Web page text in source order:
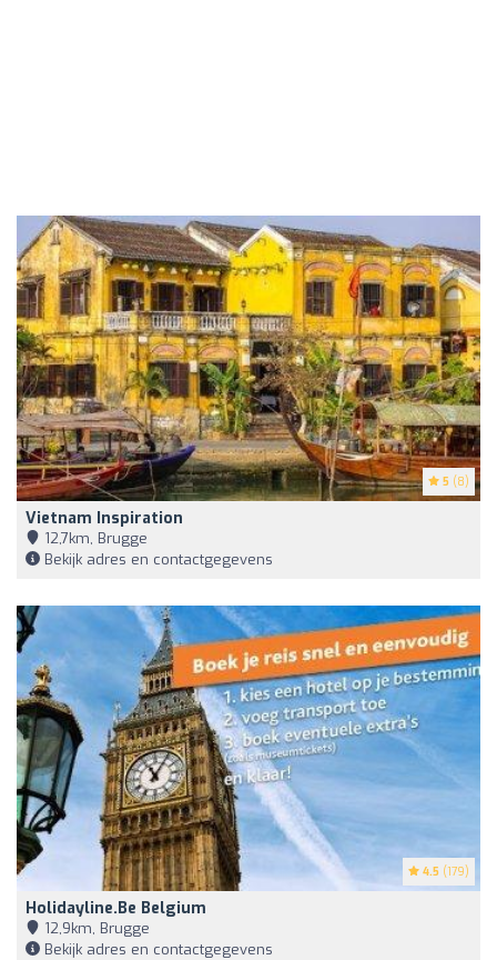
5 (8)
Vietnam Inspiration
12,7km, Brugge
Bekijk adres en contactgegevens
4.5 (179)
Holidayline.be Belgium
12,9km, Brugge
Bekijk adres en contactgegevens